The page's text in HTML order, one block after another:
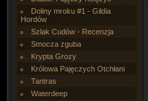
Doliny mroku #1 - Gildia
Hordów
Szlak Cudów - Recenzja
Smocza zguba
Krypta Grozy
Królowa Pajęczych Otchłani
Tantras
Waterdeep